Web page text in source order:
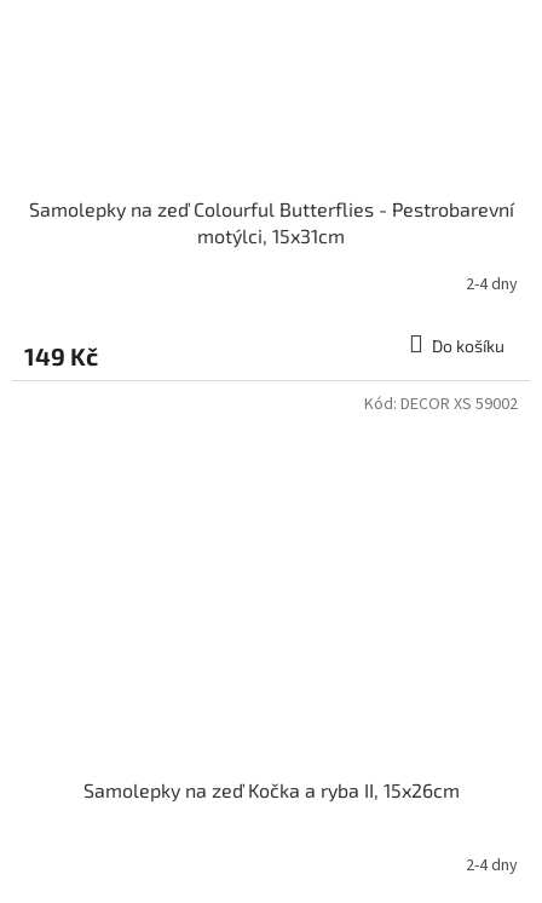
Samolepky na zeď Colourful Butterflies - Pestrobarevní
motýlci, 15x31cm
2-4 dny
149 Kč Do košíku
Samolepky na zeď Kočka a ryba II, 15x26cm
2-4 dny
Kód: DECOR XS 59002